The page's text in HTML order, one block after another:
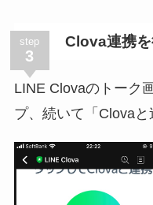
step
3
Clova連携を
LINE Clovaのトーク
プ、続いて「Clovaと